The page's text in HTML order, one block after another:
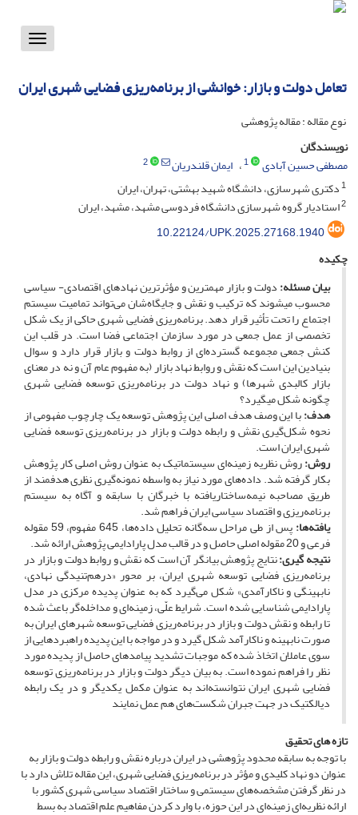
Toggle
تعامل دولت و بازار: خوانشی از برنامه‌ریزی فضایی شهری ایران
نوع مقاله : مقاله پژوهشی
نویسندگان
مصطفی حسین آبادی
1 ایمان قلندریان
2
1دکتری شهرسازی، دانشگاه شهید بهشتی، تهران، ایران
2استادیار گروه شهرسازی دانشگاه فردوسی مشهد، مشهد، ایران
10.22124/UPK.2025.27168.1940
چکیده
بیان مسئله:دولت و بازار مهمترین و مؤثرترین نهادهای اقتصادی- سیاسی
محسوب می­شوند که ترکیب و نقش و جایگاه‌شان می‌تواند تمامیت سیستم
اجتماع را تحت تأثیر قرار دهد. برنامه‌ریزی فضایی شهری حاکی از یک شکل
تخصصی از عمل جمعی در مورد سازمان اجتماعی فضا است. در قلب این
کنش جمعی مجموعه گسترده‌ای از روابط دولت و بازار قرار دارد و سوال
بنیادین این است که نقش و روابط نهاد بازار (به مفهوم عام آن و نه در معنای
بازار کالبدی شهرها) و نهاد دولت در برنامه‌ریزی توسعه فضایی شهری
چگونه شکل می­گیرد؟
هدف:با این وصف هدف اصلی این پژوهش توسعه یک چارچوب مفهومی از
نحوه شکل‌گیری نقش و رابطه دولت و بازار در برنامه‌ریزی توسعه فضایی
شهری ایران است.
روش:روش نظریه زمینه‌ای سیستماتیک به عنوان روش اصلی کار پژوهش
بکار گرفته شد. داده‌های مورد نیاز به واسطه نمونه‌گیری نظری هدفمند از
طریق مصاحبه نیمه‌ساختاریافته با خبرگان با سابقه و آگاه به سیستم
برنامه‌ریزی و اقتصاد سیاسی ایران فراهم شد.
یافته‌ها: پس از طی مراحل سه‌گانه تحلیل داده‌ها، 645 مفهوم، 59 مقوله
فرعی و 20 مقوله اصلی حاصل و در قالب مدل پارادایمی پژوهش ارائه شد.
نتیجه­ گیری:نتایج پژوهش بیانگر آن است کهنقش و روابط دولت و بازار در
برنامه‌ریزی فضایی توسعه شهری ایران، بر محور «درهم‌تنیدگی نهادی،
نابهینگی و ناکارآمدی» شکل می‌گیرد که به عنوان پدیده مرکزی در مدل
پارادایمی شناسایی شده است. شرایط علّی، زمینه‌ای و مداخله‌گر باعث شده
تا رابطه و نقش دولت و بازار در برنامه‌ریزی فضایی توسعه شهرهای ایران به
صورت نابهینه و ناکارآمد شکل گیرد و در مواجه با این پدیده راهبردهایی از
سوی عاملان اتخاذ شده که موجبات تشدید پیامدهای حاصل از پدیده مورد
نظر را فراهم نموده است. به بیان دیگر دولت و بازار در برنامه‌ریزی توسعه
فضایی شهری ایران نتوانسته‌اند به عنوان مکمل یکدیگر و در یک رابطه
دیالکتیک در جهت جبران شکست‌های هم عمل نمایند
تازه های تحقیق
با توجه به سابقه محدود پژوهشی در ایران درباره نقش و رابطه دولت و بازار به
عنوان دو نهاد کلیدی و مؤثر در برنامه‌ریزی فضایی شهری، این مقاله تلاش دارد با
در نظر گرفتن مشخصه‌های سیستمی و ساختار اقتصاد سیاسی شهری کشور با
ارائه نظریه‌ای زمینه‌ای در این حوزه، با وارد کردن مفاهیم علم اقتصاد به بسط